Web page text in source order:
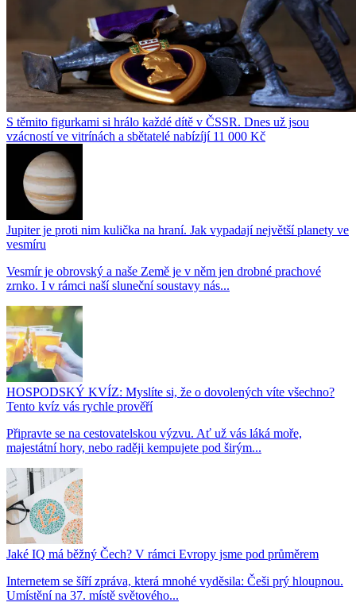
S těmito figurkami si hrálo každé dítě v ČSSR. Dnes už jsou
vzácností ve vitrínách a sbětatelé nabízíjí 11 000 Kč
Jupiter je proti nim kulička na hraní. Jak vypadají největší planety ve
vesmíru
Vesmír je obrovský a naše Země je v něm jen drobné prachové
zrnko. I v rámci naší sluneční soustavy nás...
HOSPODSKÝ KVÍZ: Myslíte si, že o dovolených víte všechno?
Tento kvíz vás rychle prověří
Připravte se na cestovatelskou výzvu. Ať už vás láká moře,
majestátní hory, nebo raději kempujete pod širým...
Jaké IQ má běžný Čech? V rámci Evropy jsme pod průměrem
Internetem se šíří zpráva, která mnohé vyděsila: Češi prý hloupnou.
Umístění na 37. místě světového...